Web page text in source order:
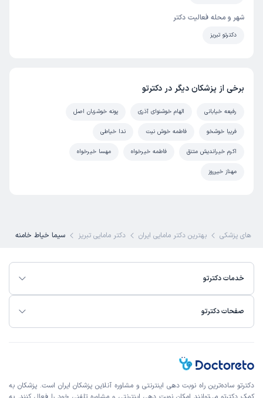
شهر و محله فعالیت دکتر
دکترتو تبریز
برخی از پزشکان دیگر در دکترتو
رفیعه خیابانی الهام خوشنوای آذری پونه خوشزبان اصل
فریبا خوشخو فاطمه خوش نیت ندا خیاطی
اکرم خیراندیش متنق فاطمه خیرخواه مهسا خیرخواه
مهناز خیرروز
های پزشکی بهترین دکتر مامایی ایران دکتر مامایی تبریز سیما خیاط خامنه
خدمات دکترتو
صفحات دکترتو
دکترتو ساده‌ترین راه نوبت‌ دهی اینترنتی و مشاوره آنلاین پزشکان ایران است. پزشکان به